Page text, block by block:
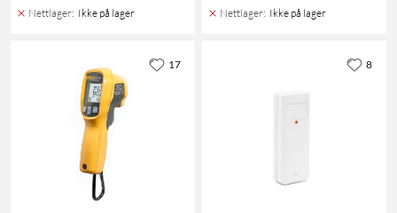
Nettlager: Ikke på lager Nettlager: Ikke på lager
17 8